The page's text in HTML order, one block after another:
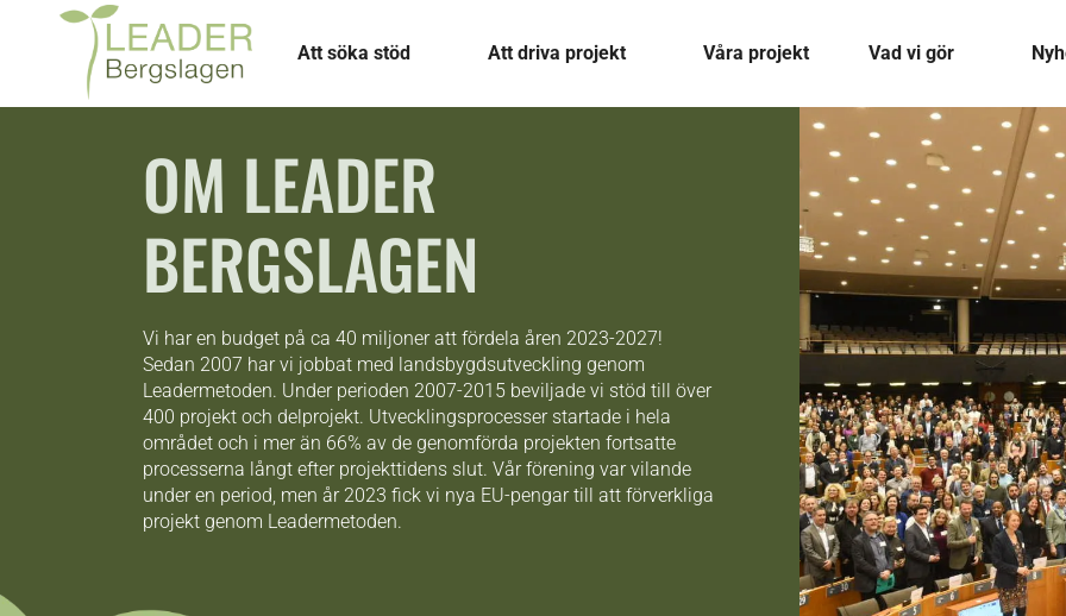
Att söka stöd Att driva projekt Våra projekt Vad vi gör
OM LEADER
BERGSLAGEN
Vi har en budget på ca 40 miljoner att fördela åren 2023-2027!
Sedan 2007 har vi jobbat med landsbygdsutveckling genom
Leadermetoden. Under perioden 2007-2015 beviljade vi stöd till över
400 projekt och delprojekt. Utvecklingsprocesser startade i hela
området och i mer än 66% av de genomförda projekten fortsatte
processerna långt efter projekttidens slut. Vår förening var vilande
under en period, men år 2023 fick vi nya EU-pengar till att förverkliga
projekt genom Leadermetoden.